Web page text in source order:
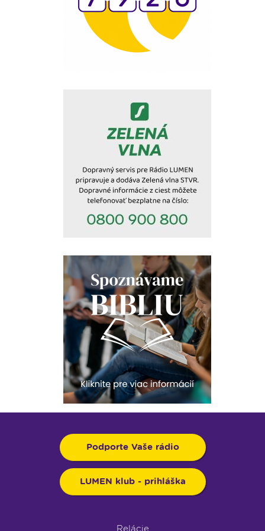
Podporte Vaše rádio
LUMEN klub - prihláška